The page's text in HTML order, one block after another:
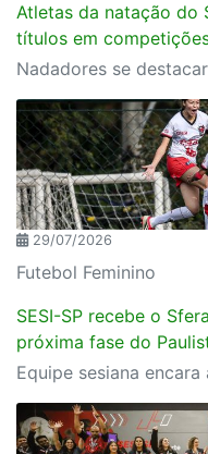
Atletas da natação do
títulos em
29/07/2026
Futebol Feminino
SESI-SP recebe o
próxima fase do